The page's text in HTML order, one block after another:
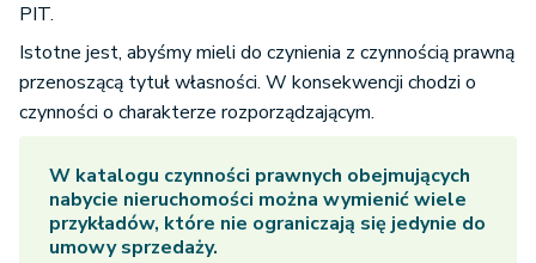
PIT.
Istotne jest, abyśmy mieli do czynienia z czynnością prawną
przenoszącą tytuł własności. W konsekwencji chodzi o
czynności o charakterze rozporządzającym.
W katalogu czynności prawnych obejmujących
nabycie nieruchomości można wymienić wiele
przykładów, które nie ograniczają się jedynie do
umowy sprzedaży.